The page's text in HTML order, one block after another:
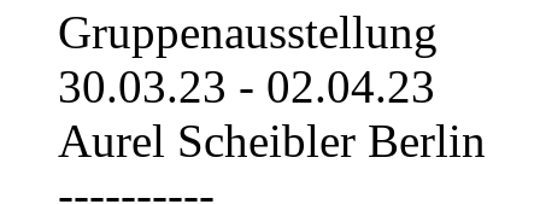
Gruppenausstellung
30.03.23 - 02.04.23
Aurel Scheibler Berlin